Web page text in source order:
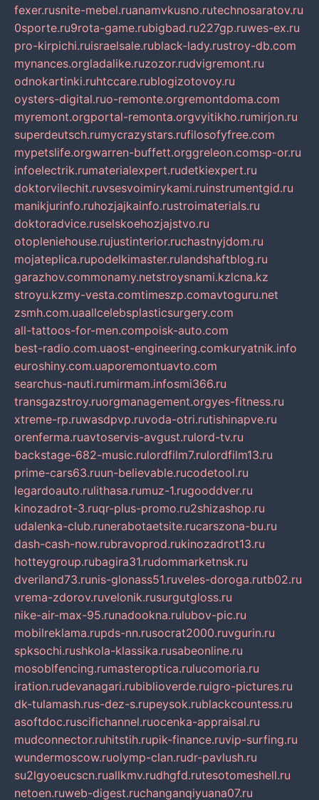
fexer.rusnite-mebel.ruanamvkusno.rutechnosaratov.ru
0sporte.ru9rota-game.rubigbad.ru227gp.ruwes-ex.ru
pro-kirpichi.ruisraelsale.rublack-lady.rustroy-db.com
mynances.orgladalike.ruzozor.rudvigremont.ru
odnokartinki.ruhtccare.rublogizotovoy.ru
oysters-digital.ruo-remonte.orgremontdoma.com
myremont.orgportal-remonta.orgvyitikho.rumirjon.ru
superdeutsch.rumycrazystars.rufilosofyfree.com
mypetslife.orgwarren-buffett.orggreleon.comsp-or.ru
infoelectrik.rumaterialexpert.rudetkiexpert.ru
doktorvilechit.ruvsesvoimirykami.ruinstrumentgid.ru
manikjurinfo.ruhozjajkainfo.rustroimaterials.ru
doktoradvice.ruselskoehozjajstvo.ru
otopleniehouse.rujustinterior.ruchastnyjdom.ru
mojateplica.rupodelkimaster.rulandshaftblog.ru
garazhov.commonamy.netstroysnami.kzlcna.kz
stroyu.kzmy-vesta.comtimeszp.comavtoguru.net
zsmh.com.uaallcelebsplasticsurgery.com
all-tattoos-for-men.compoisk-auto.com
best-radio.com.uaost-engineering.comkuryatnik.info
euroshiny.com.uaporemontuavto.com
searchus-nauti.rumirmam.infosmi366.ru
transgazstroy.ruorgmanagement.orgyes-fitness.ru
xtreme-rp.ruwasdpvp.ruvoda-otri.rutishinapve.ru
orenferma.ruavtoservis-avgust.rulord-tv.ru
backstage-682-music.rulordfilm7.rulordfilm13.ru
prime-cars63.ruun-believable.rucodetool.ru
legardoauto.rulithasa.rumuz-1.rugooddver.ru
kinozadrot-3.ruqr-plus-promo.ru2shizashop.ru
udalenka-club.runerabotaetsite.rucarszona-bu.ru
dash-cash-now.rubravoprod.rukinozadrot13.ru
hotteygroup.rubagira31.rudommarketnsk.ru
dveriland73.runis-glonass51.ruveles-doroga.rutb02.ru
vrema-zdorov.ruvelonik.rusurgutgloss.ru
nike-air-max-95.runadookna.rulubov-pic.ru
mobilreklama.rupds-nn.rusocrat2000.ruvgurin.ru
spksochi.rushkola-klassika.rusabeonline.ru
mosoblfencing.rumasteroptica.rulucomoria.ru
iration.rudevanagari.rubiblioverde.ruigro-pictures.ru
dk-tulamash.rus-dez-s.rupeysok.rublackcountess.ru
asoftdoc.ruscifichannel.ruocenka-appraisal.ru
mudconnector.ruhitstih.rupik-finance.ruvip-surfing.ru
wundermoscow.ruolymp-clan.rudr-pavlush.ru
su2lgyoeucscn.ruallkmv.rudhgfd.rutesotomeshell.ru
netoen.ruweb-digest.ruchanganqiyuana07.ru